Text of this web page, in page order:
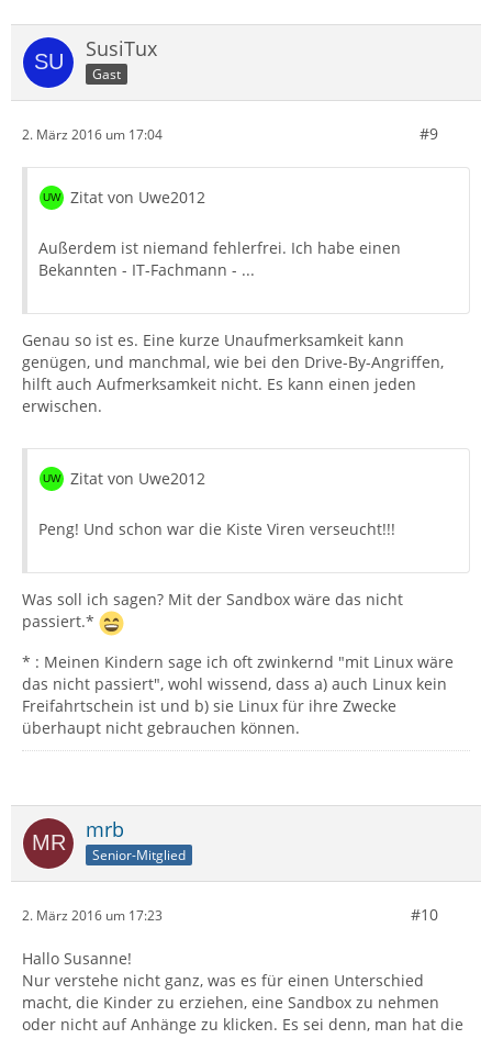
SusiTux
Gast
2. März 2016 um 17:04 #9
Zitat von Uwe2012
Außerdem ist niemand fehlerfrei. Ich habe einen
Bekannten - IT-Fachmann - ...
Genau so ist es. Eine kurze Unaufmerksamkeit kann
genügen, und manchmal, wie bei den Drive-By-Angriffen,
hilft auch Aufmerksamkeit nicht. Es kann einen jeden
erwischen.
Zitat von Uwe2012
Peng! Und schon war die Kiste Viren verseucht!!!
Was soll ich sagen? Mit der Sandbox wäre das nicht
passiert.*
* : Meinen Kindern sage ich oft zwinkernd "mit Linux wäre
das nicht passiert", wohl wissend, dass a) auch Linux kein
Freifahrtschein ist und b) sie Linux für ihre Zwecke
überhaupt nicht gebrauchen können.
mrb
Senior-Mitglied
2. März 2016 um 17:23 #10
Hallo Susanne!
Nur verstehe nicht ganz, was es für einen Unterschied
macht, die Kinder zu erziehen, eine Sandbox zu nehmen
oder nicht auf Anhänge zu klicken. Es sei denn, man hat die